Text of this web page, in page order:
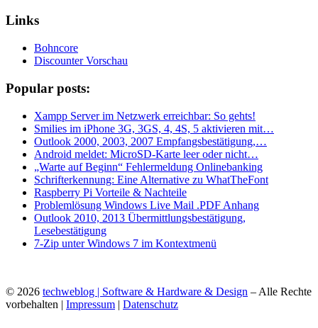
Links
Bohncore
Discounter Vorschau
Popular posts:
Xampp Server im Netzwerk erreichbar: So gehts!
Smilies im iPhone 3G, 3GS, 4, 4S, 5 aktivieren mit…
Outlook 2000, 2003, 2007 Empfangsbestätigung,…
Android meldet: MicroSD-Karte leer oder nicht…
„Warte auf Beginn“ Fehlermeldung Onlinebanking
Schrifterkennung: Eine Alternative zu WhatTheFont
Raspberry Pi Vorteile & Nachteile
Problemlösung Windows Live Mail .PDF Anhang
Outlook 2010, 2013 Übermittlungsbestätigung,
Lesebestätigung
7-Zip unter Windows 7 im Kontextmenü
© 2026 techweblog | Software & Hardware & Design – Alle Rechte
vorbehalten | Impressum | Datenschutz